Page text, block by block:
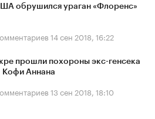
обрушился ураган «Флоренс»
14 сен 2018, 16:22
прошли похороны экс-генсека
Аннана
13 сен 2018, 18:10